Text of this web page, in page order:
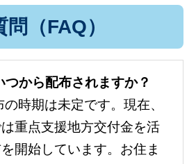
（FAQ）
から配布されますか？
時期は未定です。現在、
重点支援地方交付金を活
開始しています。お住ま